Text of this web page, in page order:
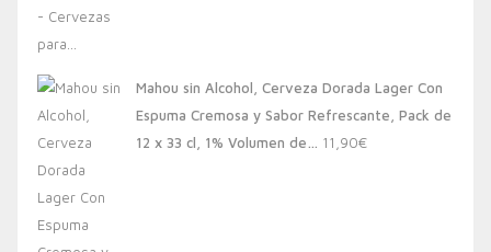
Mahou sin Alcohol, Cerveza Dorada Lager Con
Espuma Cremosa y Sabor Refrescante, Pack de
12 x 33 cl, 1% Volumen de… 11,90€